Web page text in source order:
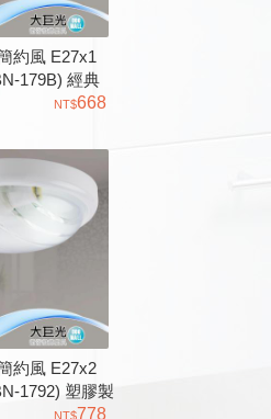
約風 E27x1
179B) 經典
彩玻璃
668
約風 E27x2
1792) 塑膠製
778